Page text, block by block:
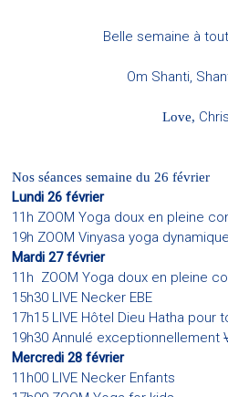
Belle semaine à
Om Shanti,
Love, Chris
Nos séances semaine du 26 février
Lundi 26 février
11h ZOOM Yoga doux en pleine
19h ZOOM Vinyasa yoga dynamique
Mardi 27 février
11h ZOOM Yoga doux en pleine
15h30 LIVE Necker EBE
17h15 LIVE Hôtel Dieu Hatha pour
19h30 Annulé exceptionnellement
Mercredi 28 février
11h00 LIVE Necker Enfants